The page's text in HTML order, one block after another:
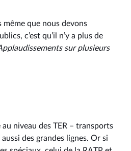
même que nous devons
c’est qu’il n’y a plus de
sur plusieurs
au niveau des TER –⁠ transports
des grandes lignes. Or si